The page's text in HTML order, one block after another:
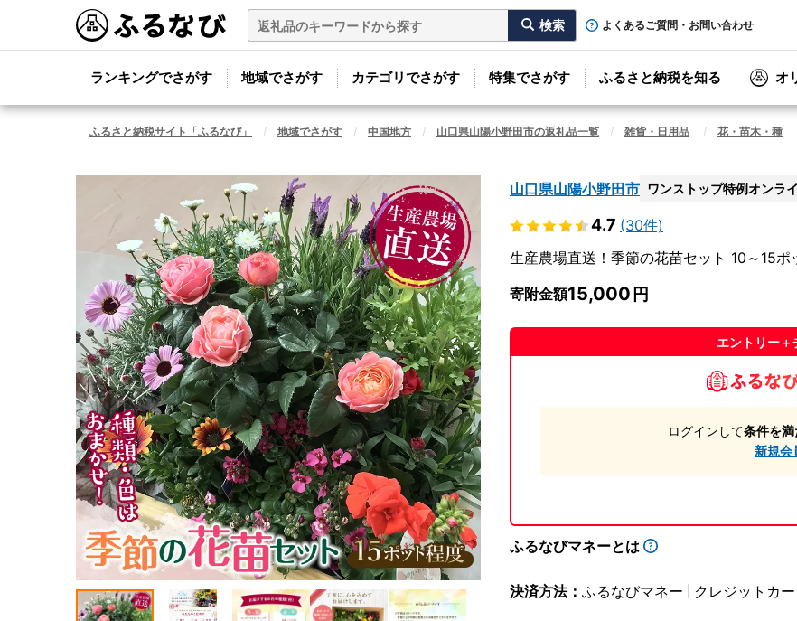
よくあるご質問・お問い合わせ
ランキングでさがす 地域でさがす カテゴリでさがす 特集でさがす ふるさと納税を知る オ
ふるさと納税サイト「ふるなび」 地域でさがす 中国地方 山口県山陽小野田市の返礼品一覧 雑貨・日用品 花・苗木・種
山口県山陽小野田市 ワンストップ特例オンラ
4.7 (30件)
生産農場直送！季節の花苗セット 10～15ポ
寄附金額15,000
エントリー＋
ログインして条件を満
新規会
ふるなびマネーとは
決済方法： ふるなびマネー クレジットカー